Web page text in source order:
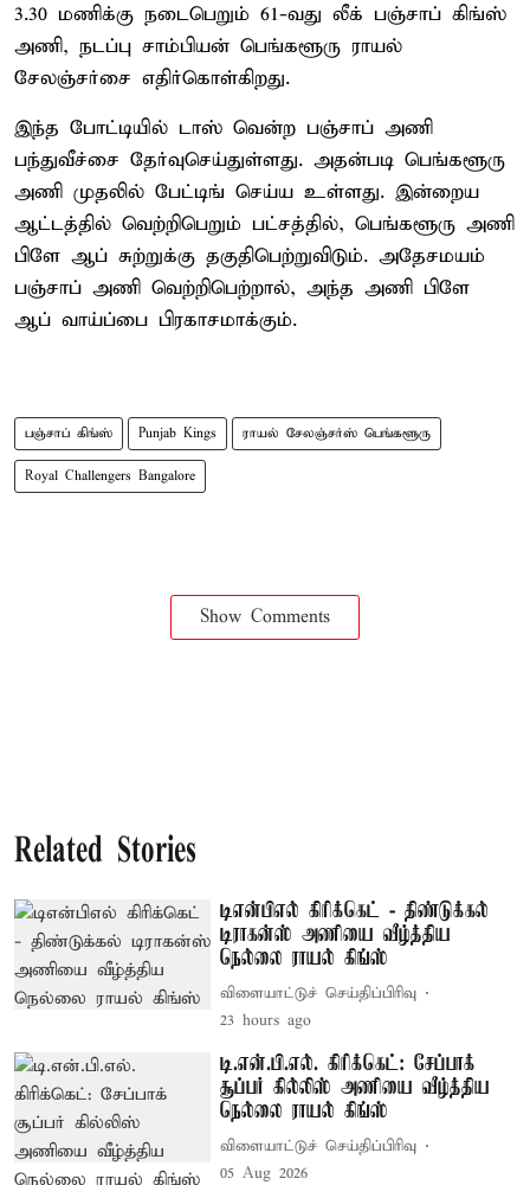
3.30 மணிக்கு நடைபெறும் 61-வது லீக் பஞ்சாப் கிங்ஸ்
அணி, நடப்பு சாம்பியன் பெங்களூரு ராயல்
சேலஞ்சர்சை எதிர்கொள்கிறது.
இந்த போட்டியில் டாஸ் வென்ற பஞ்சாப் அணி
பந்துவீச்சை தேர்வுசெய்துள்ளது. அதன்படி பெங்களூரு
அணி முதலில் பேட்டிங் செய்ய உள்ளது. இன்றைய
ஆட்டத்தில் வெற்றிபெறும் பட்சத்தில், பெங்களூரு அணி
பிளே ஆப் சுற்றுக்கு தகுதிபெற்றுவிடும். அதேசமயம்
பஞ்சாப் அணி வெற்றிபெற்றால், அந்த அணி பிளே
ஆப் வாய்ப்பை பிரகாசமாக்கும்.
பஞ்சாப் கிங்ஸ் Punjab Kings ராயல் சேலஞ்சர்ஸ் பெங்களூரு
Royal Challengers Bangalore
Show Comments
Related Stories
டிஎன்பிஎல் கிரிக்கெட் - திண்டுக்கல்
டிராகன்ஸ் அணியை வீழ்த்திய
நெல்லை ராயல் கிங்ஸ்
விளையாட்டுச் செய்திப்பிரிவு
23 hours ago
டி.என்.பி.எல். கிரிக்கெட்: சேப்பாக்
சூப்பர் கில்லிஸ் அணியை வீழ்த்திய
நெல்லை ராயல் கிங்ஸ்
விளையாட்டுச் செய்திப்பிரிவு
05 Aug 2026